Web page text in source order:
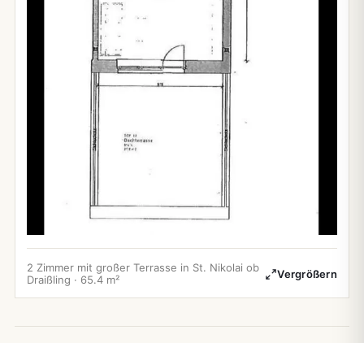
2 Zimmer mit großer Terrasse in St. Nikolai ob
Draißling · 65.4 m²
Vergrößern